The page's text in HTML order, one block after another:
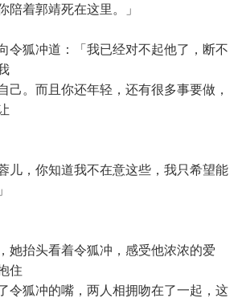
陪着郭靖死在这里。」
狐冲道：「我已经对不起他了，断不
己。而且你还年轻，还有很多事要做，
，你知道我不在意这些，我只希望能
抬头看着令狐冲，感受他浓浓的爱
住
令狐冲的嘴，两人相拥吻在了一起，这